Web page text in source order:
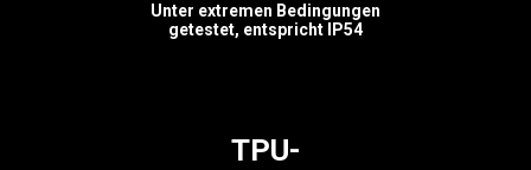
Unter extremen Bedingungen
getestet, entspricht IP54
TPU-